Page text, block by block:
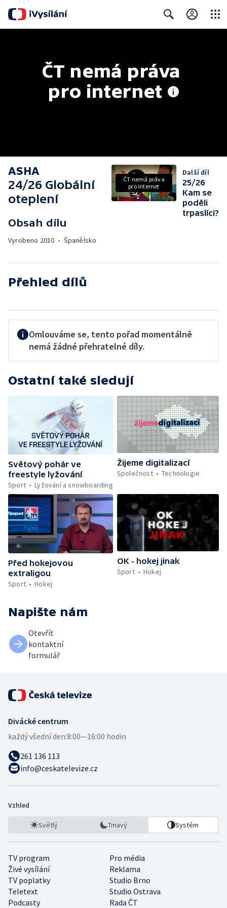
ČT nemá práva
pro internet
ASHA
24/26 Globální
oteplení
Obsah dílu
Vyrobeno 2010 • Španělsko
ČT nemá práva
pro internet
Další díl
25/26
Kam se
poděli
trpaslíci?
Přehled dílů
Omlouváme se, tento pořad momentálně
nemá žádné přehratelné díly.
Ostatní také sledují
Světový pohár ve
freestyle lyžování
Sport
Lyžování a snowboarding
Žijeme digitalizací
Společnost
Technologie
Před hokejovou
extraligou
Sport
Hokej
OK - hokej jinak
Sport
Hokej
Napište nám
Otevřít
kontaktní
formulář
Divácké centrum
každý všední den:8:00—16:00 hodin
261 136 113
info@ceskatelevize.cz
Vzhled
Světlý Tmavý Systém
TV program
Pro média
Živé vysílání
Reklama
TV poplatky
Studio Brno
Teletext
Studio Ostrava
Podcasty
Rada ČT